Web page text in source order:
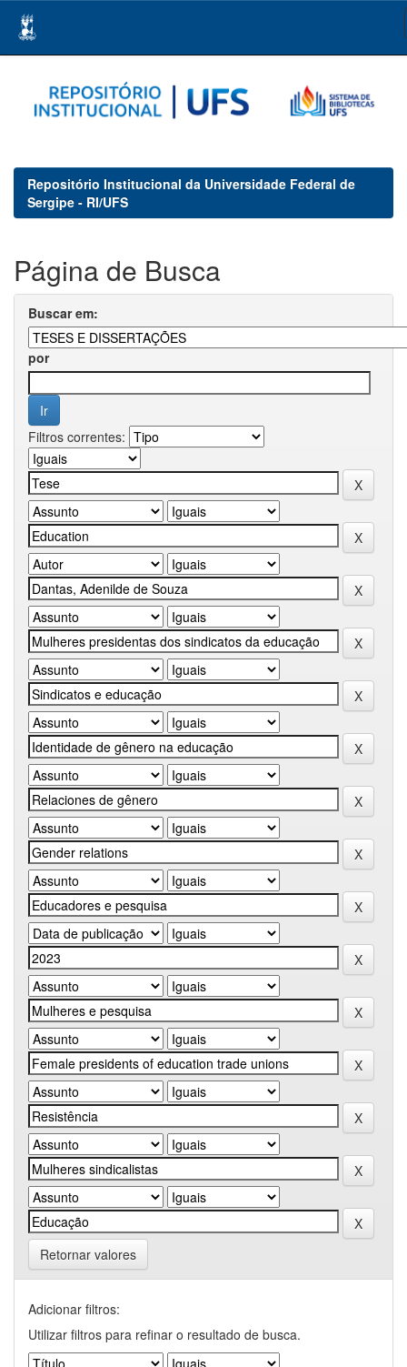
navigation
Repositório Institucional da Universidade Federal de
Sergipe - RI/UFS
Página de Busca
Buscar em:
por
Filtros correntes:
Retornar valores
Adicionar filtros:
Utilizar filtros para refinar o resultado de busca.